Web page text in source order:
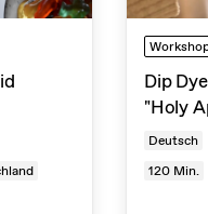
Dip
"Holy
Deutsch
120 Min.